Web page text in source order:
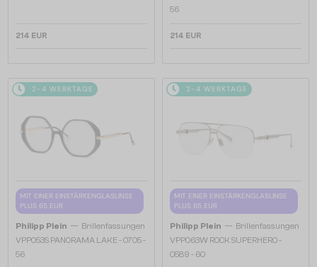
214 EUR
56
214 EUR
2-4 WERKTAGE
MIT EINER EINSTÄRKENGLASLINSE
PLUS 65 EUR
Philipp Plein — Brillenfassungen
VPP053S PANORAMA LAKE - 0705 -
56
2-4 WERKTAGE
MIT EINER EINSTÄRKENGLASLINSE
PLUS 65 EUR
Philipp Plein — Brillenfassungen
VPP063W ROCK SUPERHERO -
0589 - 60